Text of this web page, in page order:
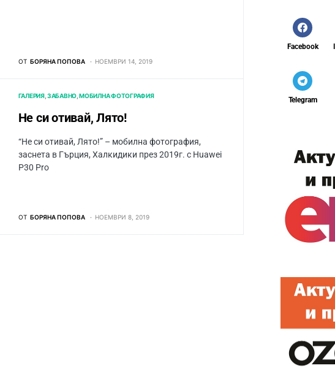
ОТ БОРЯНА ПОПОВА НОЕМВРИ 14, 2019
ГАЛЕРИЯ ЗАБАВНО МОБИЛНА ФОТОГРАФИЯ
Не си отивай, Лято!
“Не си отивай, Лято!” – мобилна фотография,
заснета в Гърция, Халкидики през 2019г. с Huawei
P30 Pro
ОТ БОРЯНА ПОПОВА НОЕМВРИ 8, 2019
Facebook
Telegram